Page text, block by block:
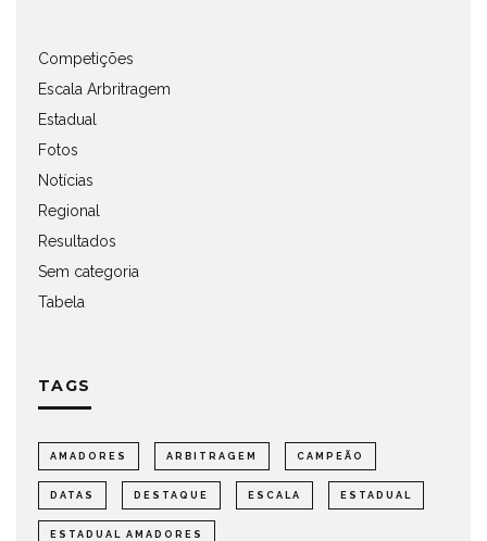
Competições
Escala Arbritragem
Estadual
Fotos
Notícias
Regional
Resultados
Sem categoria
Tabela
TAGS
AMADORES ARBITRAGEM CAMPEÃO
DATAS DESTAQUE ESCALA ESTADUAL
ESTADUAL AMADORES